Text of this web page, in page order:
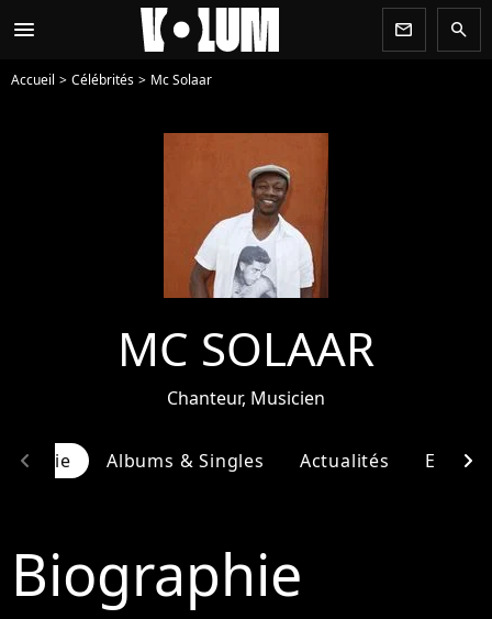
menu newsletter search
Accueil Célébrités Mc Solaar
MC SOLAAR
Chanteur, Musicien
Albums & Singles Actualités
chevron_left chevron_right
Biographie